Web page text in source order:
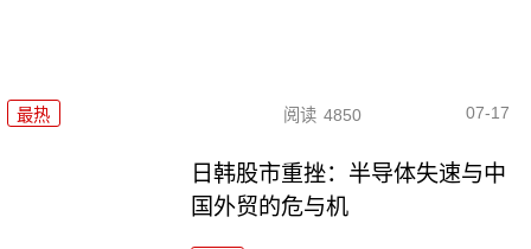
最热 阅读 4850 07-17
日韩股市重挫：半导体失速与中
国外贸的危与机